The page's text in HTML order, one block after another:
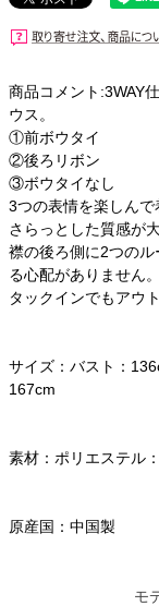
商品コメント:3WAY
ウス。
①前ボウタイ
②後ろリボン
③ボウタイなし
3つの表情を楽しんで
さらっとした質感が
襟の後ろ側に2つの
る心配がありません。
タックインでもアウ
サイズ：バスト：
167cm
素材：ポリエステル
原産国：中国製
モ